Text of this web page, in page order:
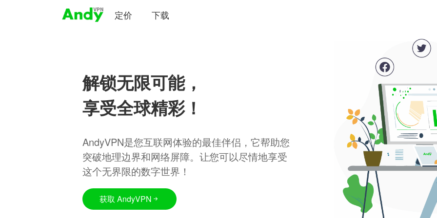
定价 下载
解锁无限可能，
享受全球精彩！
AndyVPN是您互联网体验的最佳伴侣，它帮助您
突破地理边界和网络屏障。让您可以尽情地享受
这个无界限的数字世界！
获取 AndyVPN